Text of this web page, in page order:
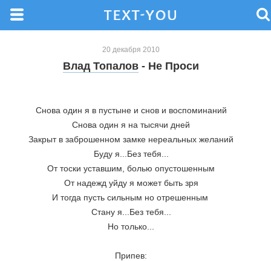
20 декабря 2010
Влад Топалов - Не Проси
Снова один я в пустыне и снов и воспоминаний
Снова один я на тысячи дней
Закрыт в заброшенном замке нереальных желаний
Буду я...Без тебя...
От тоски уставшим, болью опустошенным
От надежд уйду я может быть зря
И тогда пусть сильным но отрешенным
Стану я...Без тебя...
Но только...
Припев: